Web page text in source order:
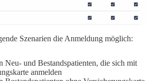
Szenarien die Anmeldung möglich:
Neu- und Bestandspatienten, die sich mit
anmelden